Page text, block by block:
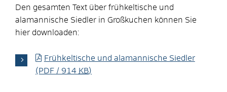
Den gesamten Text über frühkeltische und
alamannische Siedler in Großkuchen können Sie
hier downloaden:
Frühkeltische und alamannische Siedler
(PDF / 914 KB)